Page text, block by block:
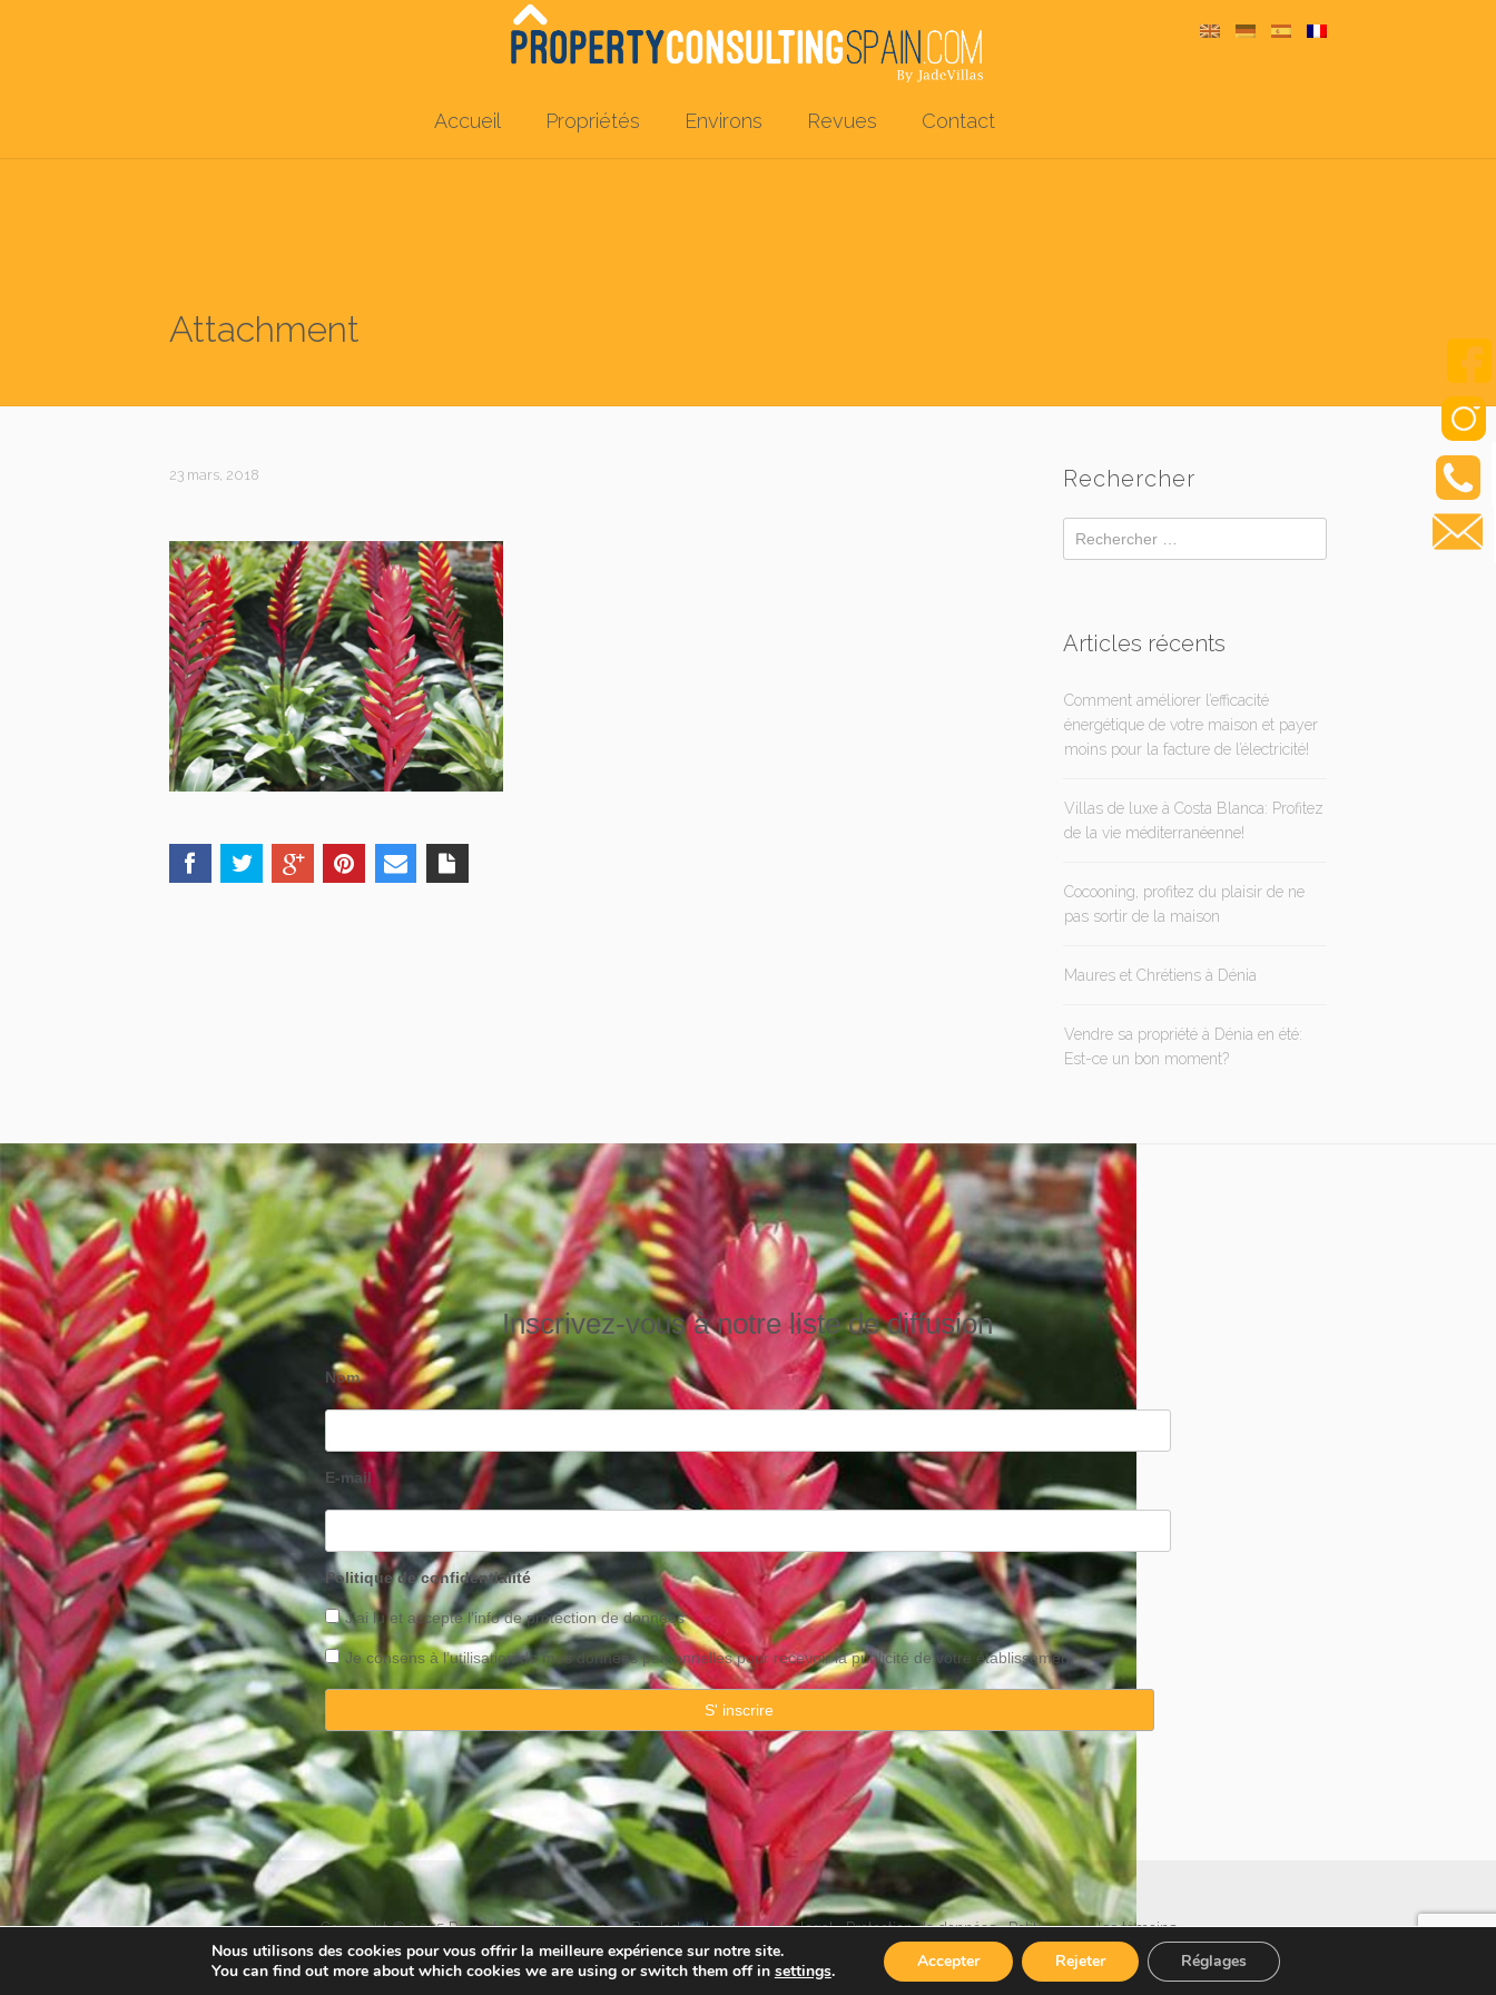
Accueil Propriétés Environs Revues Contact
Attachment
23 mars, 2018 Rechercher
Articles récents
Comment améliorer l’efficacité
énergétique de votre maison et payer
moins pour la facture de l’électricité!
Villas de luxe à Costa Blanca: Profitez
de la vie méditerranéenne!
Cocooning, profitez du plaisir de ne
pas sortir de la maison
Maures et Chrétiens à Dénia
Vendre sa propriété à Dénia en été:
Est-ce un bon moment?
Inscrivez-vous à notre liste de diffusion
Nom
E-mail
Politique de confidentialité
J’ai lu et accepte l’info deprotectionde données
Je consens à l’utilisation de mes données personnelles pour recevoir la publicité de votre établissement
Copyright © 2025 Property Consulting Spain By JadeVillas S.L. ·Avis legal·Protection de données·Politique sur les témoins
Nous utilisons des cookies pour vous offrir la meilleure expérience sur notre site.
You can find out more about which cookies we are using or switch them off in settings. Accepter Rejeter Réglages